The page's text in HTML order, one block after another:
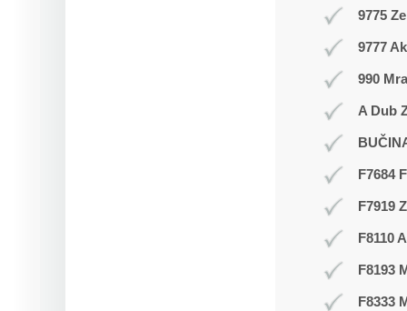
9775
9777
990
A Dub
F7684
F7919
F8110
F8193
F8333